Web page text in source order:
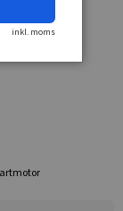
inkl. moms